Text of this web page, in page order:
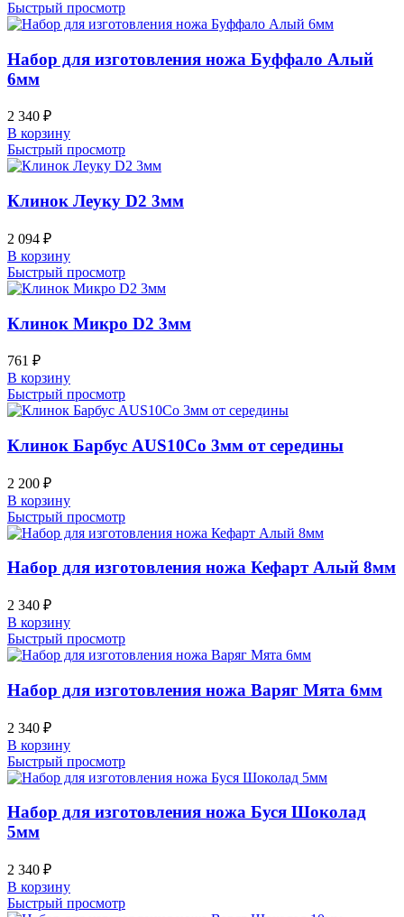
Быстрый просмотр
Набор для изготовления ножа Буффало Алый
6мм
2 340 ₽
В корзину
Быстрый просмотр
Клинок Леуку D2 3мм
2 094 ₽
В корзину
Быстрый просмотр
Клинок Микро D2 3мм
761 ₽
В корзину
Быстрый просмотр
Клинок Барбус AUS10Co 3мм от середины
2 200 ₽
В корзину
Быстрый просмотр
Набор для изготовления ножа Кефарт Алый 8мм
2 340 ₽
В корзину
Быстрый просмотр
Набор для изготовления ножа Варяг Мята 6мм
2 340 ₽
В корзину
Быстрый просмотр
Набор для изготовления ножа Буся Шоколад
5мм
2 340 ₽
В корзину
Быстрый просмотр